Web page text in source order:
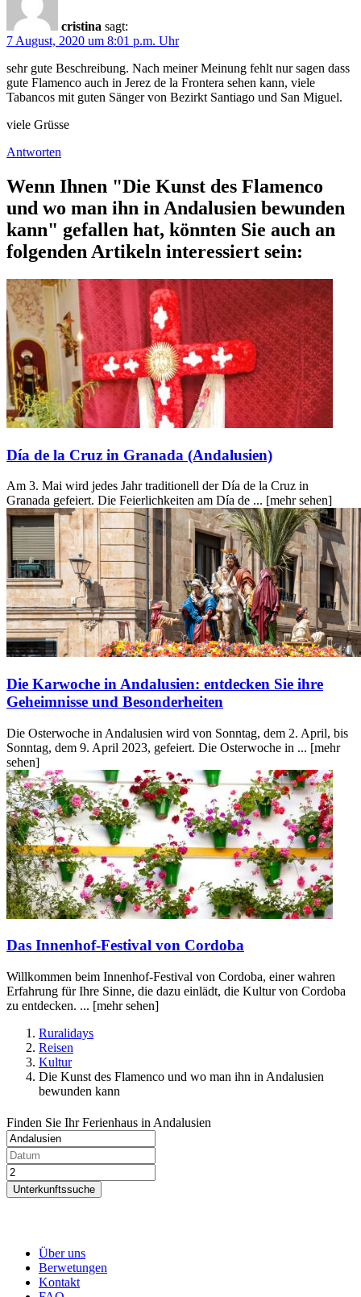
cristina sagt:
7 August, 2020 um 8:01 p.m. Uhr
sehr gute Beschreibung. Nach meiner Meinung fehlt nur sagen dass
gute Flamenco auch in Jerez de la Frontera sehen kann, viele
Tabancos mit guten Sänger von Bezirkt Santiago und San Miguel.
viele Grüsse
Antworten
Wenn Ihnen "Die Kunst des Flamenco
und wo man ihn in Andalusien bewunden
kann" gefallen hat, könnten Sie auch an
folgenden Artikeln interessiert sein:
Día de la Cruz in Granada (Andalusien)
Am 3. Mai wird jedes Jahr traditionell der Día de la Cruz in
Granada gefeiert. Die Feierlichkeiten am Día de ... [mehr sehen]
Die Karwoche in Andalusien: entdecken Sie ihre
Geheimnisse und Besonderheiten
Die Osterwoche in Andalusien wird von Sonntag, dem 2. April, bis
Sonntag, dem 9. April 2023, gefeiert. Die Osterwoche in ... [mehr
sehen]
Das Innenhof-Festival von Cordoba
Willkommen beim Innenhof-Festival von Cordoba, einer wahren
Erfahrung für Ihre Sinne, die dazu einlädt, die Kultur von Cordoba
zu entdecken. ... [mehr sehen]
Ruralidays
Reisen
Kultur
Die Kunst des Flamenco und wo man ihn in Andalusien
bewunden kann
Finden Sie Ihr Ferienhaus in Andalusien
Unterkunftssuche
Über uns
Berwetungen
Kontakt